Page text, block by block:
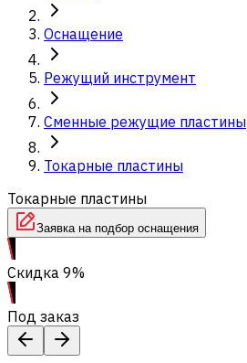
Оснащение
Режущий инструмент
Сменные режущие пластины
Токарные пластины
Токарные пластины
Заявка на подбор оснащения
Скидка 9%
Под заказ